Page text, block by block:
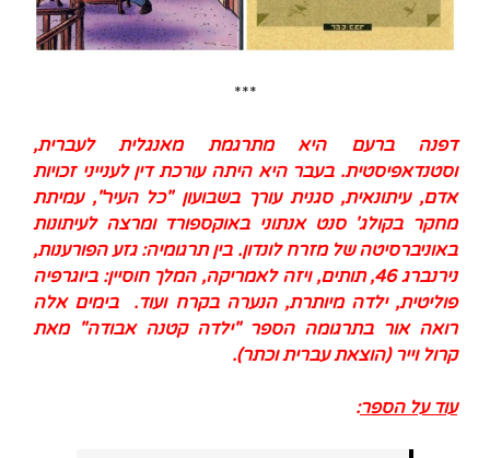
***
דפנה ברעם היא מתרגמת מאנגלית לעברית,
וסטנדאפיסטית. בעבר היא היתה עורכת דין לענייני זכויות
אדם, עיתונאית, סגנית עורך בשבועון "כל העיר", עמיתת
מחקר בקולג' סנט אנתוני באוקספורד ומרצה לעיתונות
באוניברסיטה של מזרח לונדון. בין תרגומיה: גזע הפורענות,
נירנברג 46, תותים, ויזה לאמריקה, המלך חוסיין: ביוגרפיה
פוליטית, ילדה מיותרת, הנערה בקרח ועוד.
בימים אלה
רואה אור בתרגומה הספר "ילדה קטנה אבודה" מאת
קרול וייר (הוצאת עברית וכתר).
עוד על הספר: